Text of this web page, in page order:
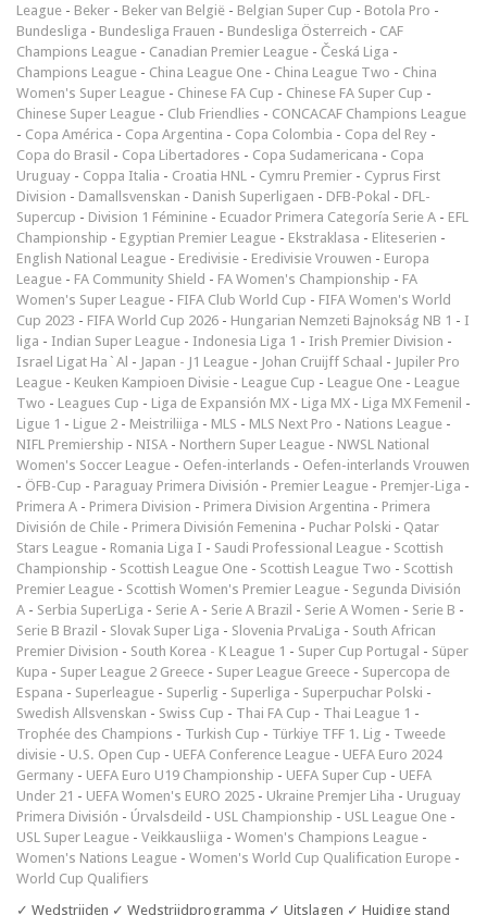
League - Beker - Beker van België - Belgian Super Cup - Botola Pro -
Bundesliga - Bundesliga Frauen - Bundesliga Österreich - CAF
Champions League - Canadian Premier League - Česká Liga -
Champions League - China League One - China League Two - China
Women's Super League - Chinese FA Cup - Chinese FA Super Cup -
Chinese Super League - Club Friendlies - CONCACAF Champions League
- Copa América - Copa Argentina - Copa Colombia - Copa del Rey -
Copa do Brasil - Copa Libertadores - Copa Sudamericana - Copa
Uruguay - Coppa Italia - Croatia HNL - Cymru Premier - Cyprus First
Division - Damallsvenskan - Danish Superligaen - DFB-Pokal - DFL-
Supercup - Division 1 Féminine - Ecuador Primera Categoría Serie A - EFL
Championship - Egyptian Premier League - Ekstraklasa - Eliteserien -
English National League - Eredivisie - Eredivisie Vrouwen - Europa
League - FA Community Shield - FA Women's Championship - FA
Women's Super League - FIFA Club World Cup - FIFA Women's World
Cup 2023 - FIFA World Cup 2026 - Hungarian Nemzeti Bajnokság NB 1 - I
liga - Indian Super League - Indonesia Liga 1 - Irish Premier Division -
Israel Ligat Ha`Al - Japan - J1 League - Johan Cruijff Schaal - Jupiler Pro
League - Keuken Kampioen Divisie - League Cup - League One - League
Two - Leagues Cup - Liga de Expansión MX - Liga MX - Liga MX Femenil -
Ligue 1 - Ligue 2 - Meistriliiga - MLS - MLS Next Pro - Nations League -
NIFL Premiership - NISA - Northern Super League - NWSL National
Women's Soccer League - Oefen-interlands - Oefen-interlands Vrouwen
- ÖFB-Cup - Paraguay Primera División - Premier League - Premjer-Liga -
Primera A - Primera Division - Primera Division Argentina - Primera
División de Chile - Primera División Femenina - Puchar Polski - Qatar
Stars League - Romania Liga I - Saudi Professional League - Scottish
Championship - Scottish League One - Scottish League Two - Scottish
Premier League - Scottish Women's Premier League - Segunda División
A - Serbia SuperLiga - Serie A - Serie A Brazil - Serie A Women - Serie B -
Serie B Brazil - Slovak Super Liga - Slovenia PrvaLiga - South African
Premier Division - South Korea - K League 1 - Super Cup Portugal - Süper
Kupa - Super League 2 Greece - Super League Greece - Supercopa de
Espana - Superleague - Superlig - Superliga - Superpuchar Polski -
Swedish Allsvenskan - Swiss Cup - Thai FA Cup - Thai League 1 -
Trophée des Champions - Turkish Cup - Türkiye TFF 1. Lig - Tweede
divisie - U.S. Open Cup - UEFA Conference League - UEFA Euro 2024
Germany - UEFA Euro U19 Championship - UEFA Super Cup - UEFA
Under 21 - UEFA Women's EURO 2025 - Ukraine Premjer Liha - Uruguay
Primera División - Úrvalsdeild - USL Championship - USL League One -
USL Super League - Veikkausliiga - Women's Champions League -
Women's Nations League - Women's World Cup Qualification Europe -
World Cup Qualifiers
✓ Wedstrijden ✓ Wedstrijdprogramma ✓ Uitslagen ✓ Huidige stand